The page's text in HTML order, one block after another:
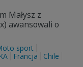
Małysz z
awansowali o
sport
Francja
Chile